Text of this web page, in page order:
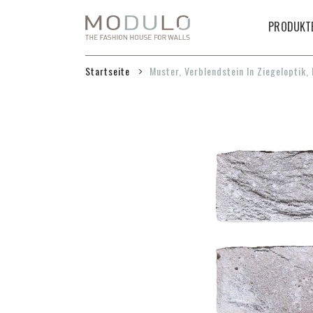
Inhalt
springen
Startseite Muster, Verblendstein In